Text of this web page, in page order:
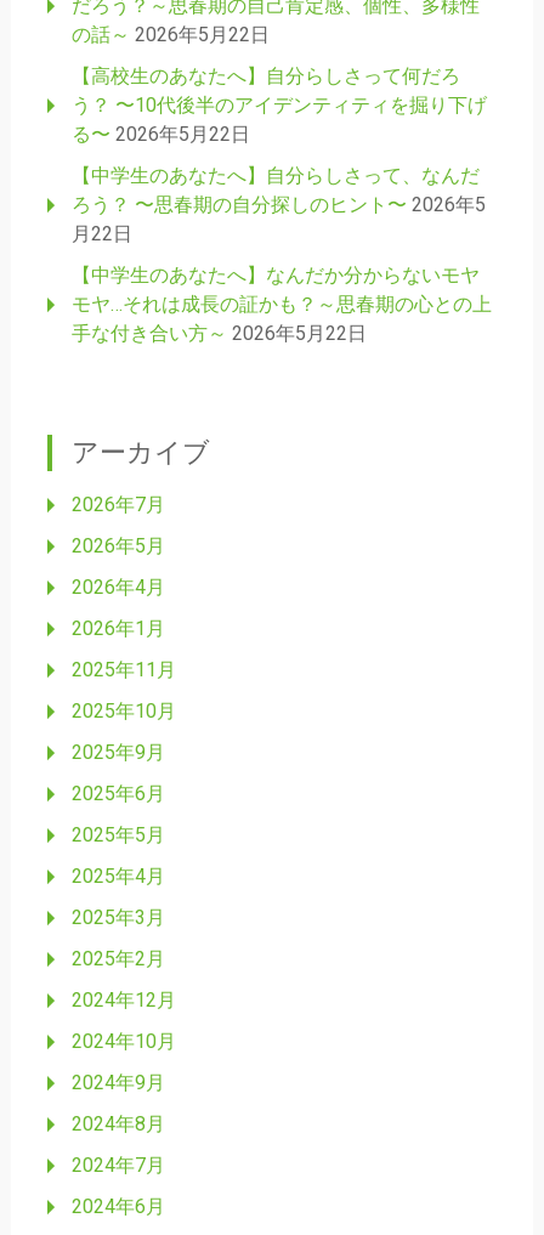
だろう？～思春期の自己肯定感、個性、多様性
の話～ 2026年5月22日
【高校生のあなたへ】自分らしさって何だろ
う？ 〜10代後半のアイデンティティを掘り下げ
る〜 2026年5月22日
【中学生のあなたへ】自分らしさって、なんだ
ろう？ 〜思春期の自分探しのヒント〜 2026年5
月22日
【中学生のあなたへ】なんだか分からないモヤ
モヤ…それは成長の証かも？～思春期の心との上
手な付き合い方～ 2026年5月22日
アーカイブ
2026年7月
2026年5月
2026年4月
2026年1月
2025年11月
2025年10月
2025年9月
2025年6月
2025年5月
2025年4月
2025年3月
2025年2月
2024年12月
2024年10月
2024年9月
2024年8月
2024年7月
2024年6月